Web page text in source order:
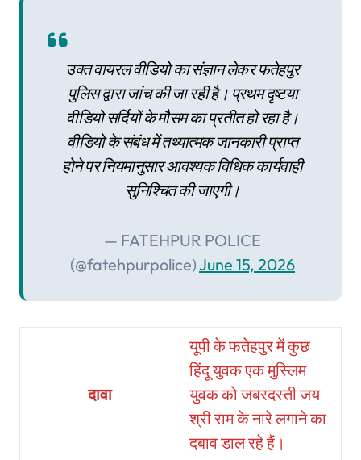
उक्त वायरल वीडियो का संज्ञान लेकर फतेहपुर
पुलिस द्वारा जांच की जा रही है। प्रथम दृष्टया
वीडियो सर्दियों के मौसम का प्रतीत हो रहा है।
वीडियो के संबंध में तथ्यात्मक जानकारी प्राप्त
होने पर नियमानुसार आवश्यक विधिक कार्यवाही
सुनिश्चित की जाएगी।
— FATEHPUR POLICE
(@fatehpurpolice)June 15, 2026
दावा
यूपी के फतेहपुर में कुछ
हिंदू युवक एक मुस्लिम
युवक को जबरदस्ती जय
श्री राम के नारे लगाने का
दबाव डाल रहे हैं।